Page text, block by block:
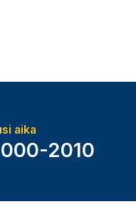
aika
2010